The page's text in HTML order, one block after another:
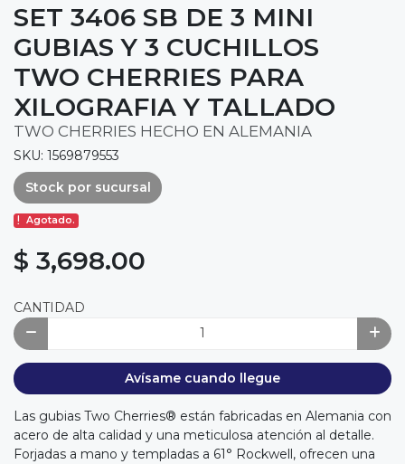
SET 3406 SB DE 3 MINI
GUBIAS Y 3 CUCHILLOS
TWO CHERRIES PARA
XILOGRAFIA Y TALLADO
TWO CHERRIES HECHO EN ALEMANIA
SKU: 1569879553
Stock por sucursal
Agotado.
$ 3,698.00
CANTIDAD
Avísame cuando llegue
Las gubias Two Cherries® están fabricadas en Alemania con
acero de alta calidad y una meticulosa atención al detalle.
Forjadas a mano y templadas a 61° Rockwell, ofrecen una